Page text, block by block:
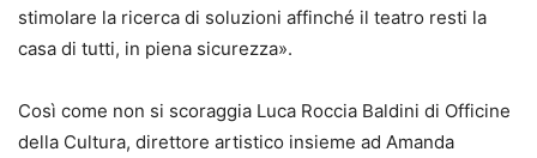
stimolare la ricerca di soluzioni affinché il teatro resti la
casa di tutti, in piena sicurezza».
Così come non si scoraggia Luca Roccia Baldini di Officine
della Cultura, direttore artistico insieme ad Amanda